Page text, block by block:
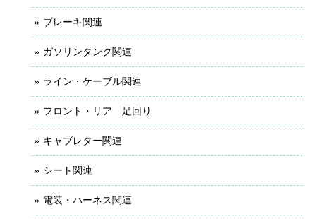
ブレーキ関連
ガソリンタンク関連
ライン・ケーブル関連
フロント・リア 足回り
キャブレター関連
シート関連
電装・ハーネス関連